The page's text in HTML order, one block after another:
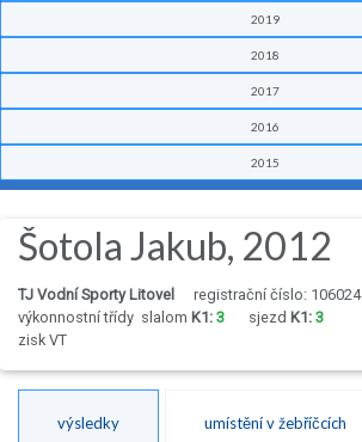
2019
2018
2017
2016
2015
Šotola Jakub, 2012
TJ Vodní Sporty Litovel
registrační číslo: 106024
výkonnostní třídy slalom K1: 3 sjezd K1: 3
zisk VT
výsledky umístění v žebříčcích